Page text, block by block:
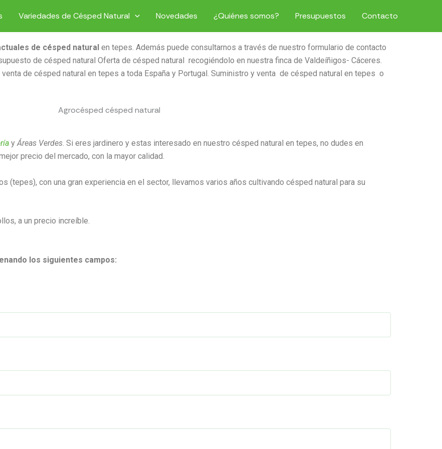
Variedades de Césped Natural Novedades ¿Quiénes somos? Presupuestos Contacto
de césped natural en tepes. Además puede consultarnos a través de nuestro formulario de contacto
de césped natural Oferta de césped natural recogiéndolo en nuestra finca de Valdeíñigos- Cáceres.
de césped natural en tepes a toda España y Portugal. Suministro y venta de césped natural en tepes o
yÁreas Verdes. Si eres jardinero y estas interesado en nuestro césped natural en tepes, no dudes en
precio del mercado, con la mayor calidad.
(tepes), con una gran experiencia en el sector, llevamos varios años cultivando césped natural para su
a un precio increíble.
los siguientes campos: